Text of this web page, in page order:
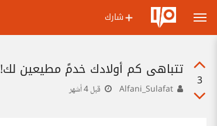
شارك
3
تتباهى كم أولادك خدمً مطيعين لك!
قبل 4 أشهر